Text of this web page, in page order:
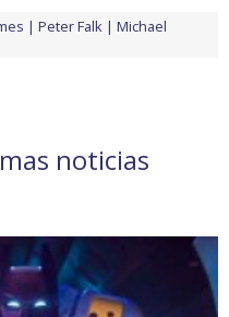
Peter Falk
Michael
noticias